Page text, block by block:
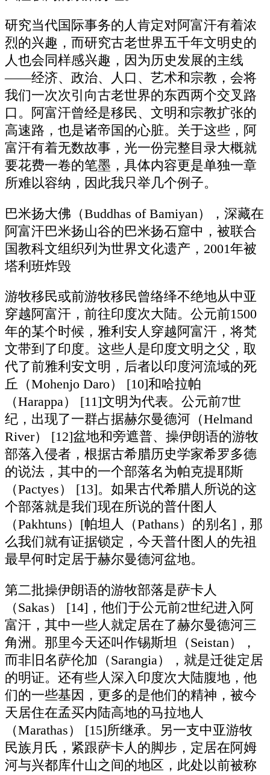
研究当代国际事务的人肯定对阿富汗有着浓
烈的兴趣，而研究古老世界五千年文明史的
人也会同样感兴趣，因为历史发展的主线
——经济、政治、人口、艺术和宗教，会将
我们一次次引向古老世界的东西两个交叉路
口。阿富汗曾经是移民、文明和宗教扩张的
高速路，也是诸帝国的心脏。关于这些，阿
富汗有着无数故事，光一份完整目录大概就
要花费一卷的笔墨，具体内容更是单独一章
所难以容纳，因此我只举几个例子。
巴米扬大佛（Buddhas of Bamiyan），深藏在
阿富汗巴米扬山谷的巴米扬石窟中，被联合
国教科文组织列为世界文化遗产，2001年被
塔利班炸毁
游牧移民或前游牧移民曾络绎不绝地从中亚
穿越阿富汗，前往印度次大陆。公元前1500
年的某个时候，雅利安人穿越阿富汗，将梵
文带到了印度。这些人是印度文明之父，取
代了前雅利安文明，后者以印度河流域的死
丘（Mohenjo Daro） [10]和哈拉帕
（Harappa） [11]文明为代表。公元前7世
纪，出现了一群占据赫尔曼德河（Helmand
River） [12]盆地和旁遮普、操伊朗语的游牧
部落入侵者，根据古希腊历史学家希罗多德
的说法，其中的一个部落名为帕克提耶斯
（Pactyes） [13]。如果古代希腊人所说的这
个部落就是我们现在所说的普什图人
（Pakhtuns）[帕坦人（Pathans）的别名]，那
么我们就有证据锁定，今天普什图人的先祖
最早何时定居于赫尔曼德河盆地。
第二批操伊朗语的游牧部落是萨卡人
（Sakas） [14]，他们于公元前2世纪进入阿
富汗，其中一些人就定居在了赫尔曼德河三
角洲。那里今天还叫作锡斯坦（Seistan），
而非旧名萨伦加（Sarangia），就是迁徙定居
的明证。还有些人深入印度次大陆腹地，他
们的一些基因，更多的是他们的精神，被今
天居住在孟买内陆高地的马拉地人
（Marathas） [15]所继承。另一支中亚游牧
民族月氏，紧跟萨卡人的脚步，定居在阿姆
河与兴都库什山之间的地区，此处以前被称